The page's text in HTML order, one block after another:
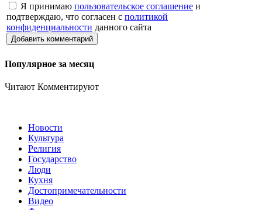
Я принимаю пользовательское соглашение и
подтверждаю, что согласен с политикой
конфиденциальности данного сайта
Добавить комментарий
Популярное за месяц
Читают Комментируют
Новости
Культура
Религия
Государство
Люди
Кухня
Достопримечательности
Видео